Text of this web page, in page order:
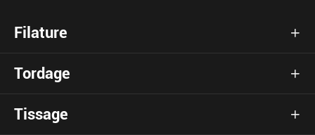
Filature 
Tordage 
Tissage 